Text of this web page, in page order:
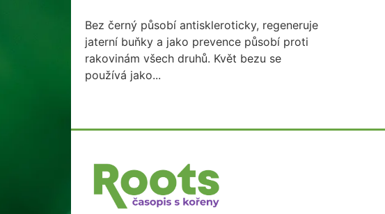
Bez černý působí antiskleroticky, regeneruje
jaterní buňky a jako prevence působí proti
rakovinám všech druhů. Květ bezu se
používá jako...